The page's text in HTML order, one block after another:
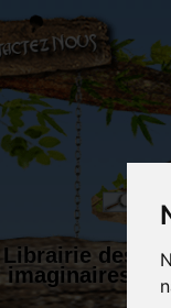
Librairie des
imaginaires